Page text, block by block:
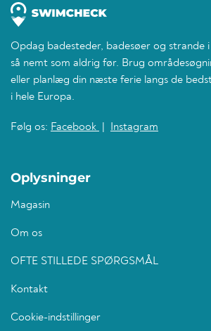
Opdag badesteder, badesøer og strande
så nemt som aldrig før. Brug
eller planlæg din næste ferie langs de
i hele Europa.
Følg os: Facebook Instagram
Oplysninger
Magasin
Om os
OFTE STILLEDE SPØRGSMÅL
Kontakt
Cookie-indstillinger